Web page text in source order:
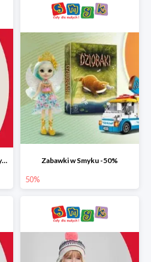
Ostatnie dni wyprzedaży w Smyku do -70% Zabawki w Smyku -50%
50%